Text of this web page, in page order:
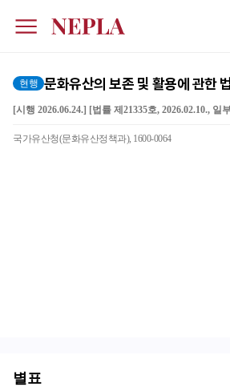
현행 문화유산의 보존 및 활용에 관한
[시행 2026.06.24.] [법률 제21335호, 2026.02.10., 일
국가유산청(문화유산정책과), 1600-0064
별표